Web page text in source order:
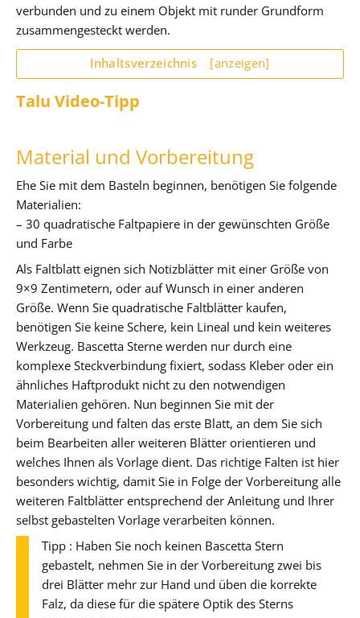
verbunden und zu einem Objekt mit runder Grundform
zusammengesteckt werden.
Inhaltsverzeichnis [anzeigen]
Talu Video-Tipp
Material und Vorbereitung
Ehe Sie mit dem Basteln beginnen, benötigen Sie folgende
Materialien:
– 30 quadratische Faltpapiere in der gewünschten Größe
und Farbe
Als Faltblatt eignen sich Notizblätter mit einer Größe von
9×9 Zentimetern, oder auf Wunsch in einer anderen
Größe. Wenn Sie quadratische Faltblätter kaufen,
benötigen Sie keine Schere, kein Lineal und kein weiteres
Werkzeug. Bascetta Sterne werden nur durch eine
komplexe Steckverbindung fixiert, sodass Kleber oder ein
ähnliches Haftprodukt nicht zu den notwendigen
Materialien gehören. Nun beginnen Sie mit der
Vorbereitung und falten das erste Blatt, an dem Sie sich
beim Bearbeiten aller weiteren Blätter orientieren und
welches Ihnen als Vorlage dient. Das richtige Falten ist hier
besonders wichtig, damit Sie in Folge der Vorbereitung alle
weiteren Faltblätter entsprechend der Anleitung und Ihrer
selbst gebastelten Vorlage verarbeiten können.
Tipp : Haben Sie noch keinen Bascetta Stern
gebastelt, nehmen Sie in der Vorbereitung zwei bis
drei Blätter mehr zur Hand und üben die korrekte
Falz, da diese für die spätere Optik des Sterns